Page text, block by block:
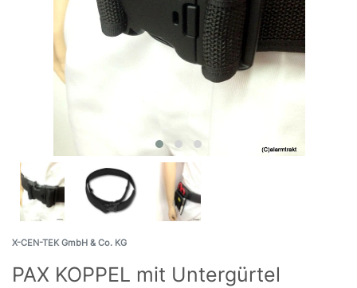
X-CEN-TEK GmbH & Co. KG
PAX KOPPEL mit Untergürtel